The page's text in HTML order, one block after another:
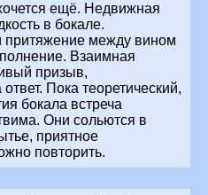
ещё. Недвижная
в бокале.
притяжение между вином
Взаимная
призыв,
Пока теоретический,
бокала встреча
Они сольются в
приятное
повторить.